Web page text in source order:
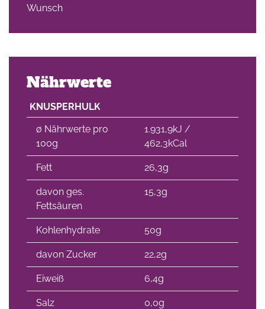
Wunsch
Nährwerte
KNUSPERHULK
∅ Nährwerte pro
100g
1.931,9kJ /
462,3kCal
Fett 26,3g
davon ges.
Fettsäuren
15,3g
Kohlenhydrate 50g
davon Zucker 22,2g
Eiweiß 6,4g
Salz 0,0g